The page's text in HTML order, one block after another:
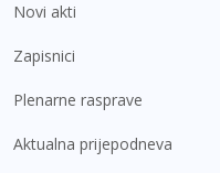
Novi akti
Zapisnici
Plenarne rasprave
Aktualna prijepodneva